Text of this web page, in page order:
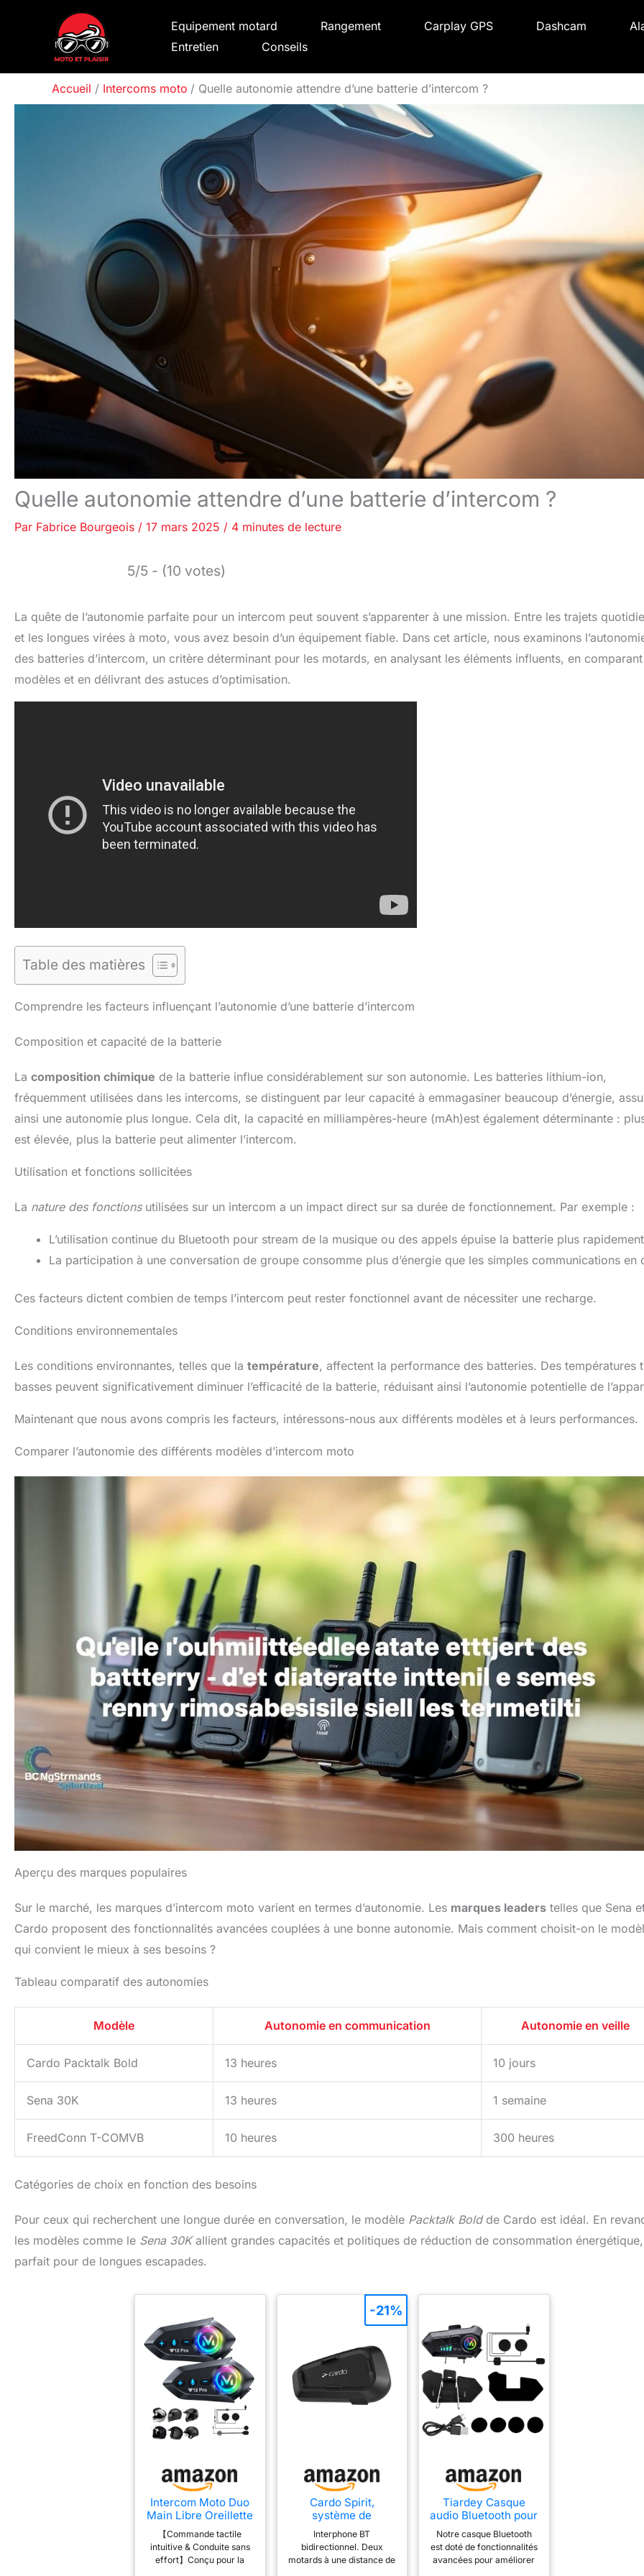
Equipement motard Rangement Carplay GPS Dashcam
Entretien
Conseils
Accueil Intercoms moto Quelle autonomie attendre d’une batterie d’intercom ?
Quelle autonomie attendre d’une batterie d’intercom ?
Par Fabrice Bourgeois / 17 mars 2025 / 4 minutes de lecture
5/5 - (10 votes)
La quête de l’autonomie parfaite pour un intercom peut souvent s’apparenter à une mission. Entre les trajets
et les longues virées à moto, vous avez besoin d’un équipement fiable. Dans cet article, nous examinons
des batteries d’intercom, un critère déterminant pour les motards, en analysant les éléments influents, en
modèles et en délivrant des astuces d’optimisation.
Table des matières
Comprendre les facteurs influençant l’autonomie d’une batterie d’intercom
Composition et capacité de la batterie
La composition chimique de la batterie influe considérablement sur son autonomie. Les batteries lithium-ion,
fréquemment utilisées dans les intercoms, se distinguent par leur capacité à emmagasiner beaucoup d’énergie,
ainsi une autonomie plus longue. Cela dit, la capacité en milliampères-heure (mAh)est également déterminante :
est élevée, plus la batterie peut alimenter l’intercom.
Utilisation et fonctions sollicitées
La nature des fonctionsutilisées sur un intercom a un impact direct sur sa durée de fonctionnement. Par exemple :
L’utilisation continue du Bluetooth pour stream de la musique ou des appels épuise la batterie plus
La participation à une conversation de groupe consomme plus d’énergie que les simples communications en
Ces facteurs dictent combien de temps l’intercom peut rester fonctionnel avant de nécessiter une recharge.
Conditions environnementales
Les conditions environnantes, telles que la température, affectent la performance des batteries. Des températures
basses peuvent significativement diminuer l’efficacité de la batterie, réduisant ainsi l’autonomie potentielle de
Maintenant que nous avons compris les facteurs, intéressons-nous aux différents modèles et à leurs performances.
Comparer l’autonomie des différents modèles d’intercom moto
Aperçu des marques populaires
Sur le marché, les marques d’intercom moto varient en termes d’autonomie. Les marques leaders telles que Sena
Cardo proposent des fonctionnalités avancées couplées à une bonne autonomie. Mais comment choisit-on le
qui convient le mieux à ses besoins ?
Tableau comparatif des autonomies
Modèle Autonomie en communication Autonomie en veille
Cardo Packtalk Bold 13 heures 10 jours
Sena 30K 13 heures 1 semaine
FreedConn T-COMVB 10 heures 300 heures
Catégories de choix en fonction des besoins
Pour ceux qui recherchent une longue durée en conversation, le modèle Packtalk Boldde Cardo est idéal. En
les modèles comme le Sena 30Kallient grandes capacités et politiques de réduction de consommation énergétique,
parfait pour de longues escapades.
Intercom Moto Duo
Main Libre Oreillette
Bluetooth Casque
Suppression Bruit
【Commande tactile
intuitive & Conduite sans
effort】Conçu pour la
Cardo Spirit,
système de
Communication
Bluetooth pour
Casque de Moto - 1
Unité
Interphone BT
bidirectionnel. Deux
motards à une distance de
-21%
Tiardey Casque
audio Bluetooth pour
moto avec assistant
vocal, double
réduction de bruit,
appels haute
Notre casque Bluetooth
est doté de fonctionnalités
avancées pour améliorer